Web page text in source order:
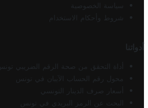
سياسة الخصوصية
شروط وأحكام الاستخدام
أدواتنا
أداة التحقق من صحة الرقم الضريبي تونس
محول رقم الحساب الآيبان في تونس
أسعار صرف الدينار التونسي
البحث عن الرمز البريدي في تونس